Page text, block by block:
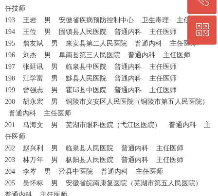
任技师
193 王岩 男 安徽省疾病预防控制中心 卫生毒理 主任医师
194 王位 男 固镇县人民医院 普通内科 主任医师
195 詹友斌 男 来安县第二人民医院 普通内科 主任医师
196 刘杰 男 阜南县第三人民医院 普通内科 主任医师
197 张延讯 男 临泉县中医院 普通内科 主任医师
198 江学富 男 黟县人民医院 普通内科 主任医师
199 曾强志 男 霍邱县中医院 普通内科 主任医师
200 胡永宏 男 铜陵市义安区人民医院（铜陵市第五人民医院）
普通内科 主任医师
201 马海文 男 芜湖市眼科医院（弋江区医院） 普通内科 主
任医师
202 赵兴利 男 临泉县人民医院 普通内科 主任医师
203 林万年 男 枞阳县人民医院 普通内科 主任医师
204 李岑 男 泾县中医院 普通内科 主任医师
205 吴怀标 男 安徽省皖南康复医院（芜湖市第五人民医院）
0564-5330860
ꀥ